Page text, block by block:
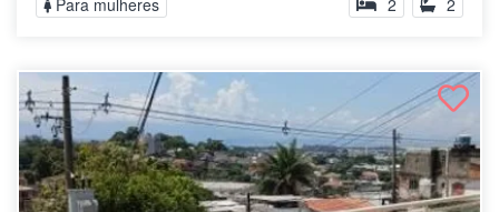
Para mulheres 2 2